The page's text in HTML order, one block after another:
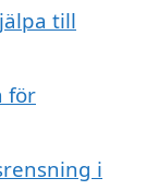
till
för
i